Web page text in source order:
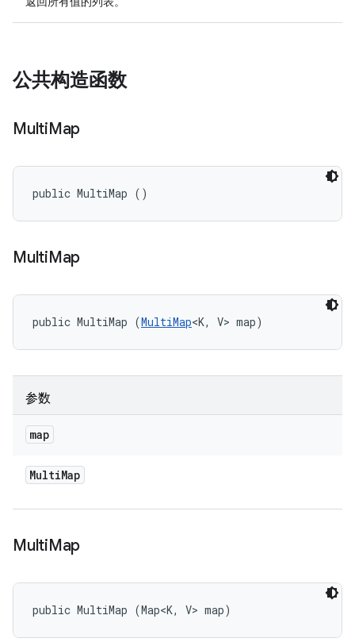
公共构造函数
MultiMap
public MultiMap ()
MultiMap
public MultiMap (MultiMap<K, V> map)
参数
map
MultiMap
MultiMap
public MultiMap (Map<K, V> map)